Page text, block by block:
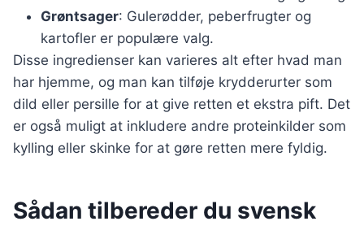
Grøntsager: Gulerødder, peberfrugter og
kartofler er populære valg.
Disse ingredienser kan varieres alt efter hvad man
har hjemme, og man kan tilføje krydderurter som
dild eller persille for at give retten et ekstra pift. Det
er også muligt at inkludere andre proteinkilder som
kylling eller skinke for at gøre retten mere fyldig.
Sådan tilbereder du svensk